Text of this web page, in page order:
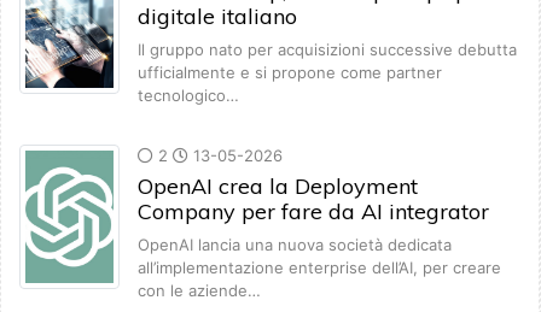
digitale italiano
Il gruppo nato per acquisizioni successive debutta
ufficialmente e si propone come partner
tecnologico…
2 13-05-2026
OpenAI crea la Deployment
Company per fare da AI integrator
OpenAI lancia una nuova società dedicata
all’implementazione enterprise dell’AI, per creare
con le aziende…